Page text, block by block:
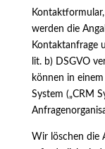
werden die
Kontaktanfrage
lit. b) DSGVO
können in
System („CRM
Wir löschen die